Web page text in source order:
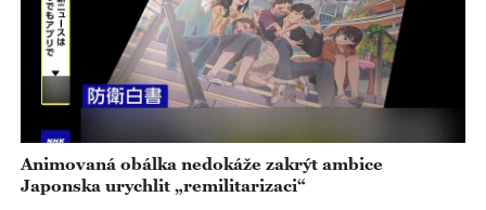
Animovaná obálka nedokáže zakrýt ambice
Japonska urychlit „remilitarizaci“